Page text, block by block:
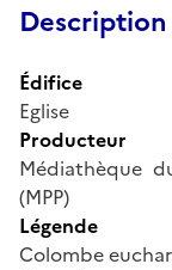
Description
Édifice
Eglise
Producteur
Médiathèque
(MPP)
Légende
Colombe